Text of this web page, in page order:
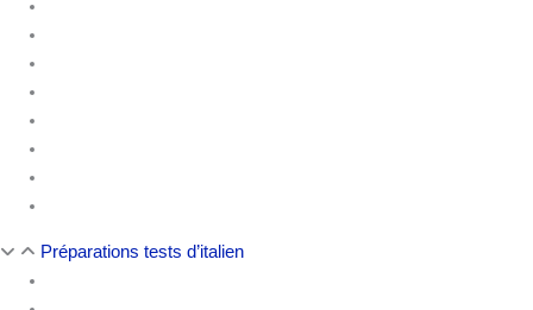
Préparations tests d’italien